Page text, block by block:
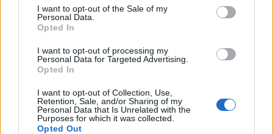
consent section.
I want to opt-out of the Sale of my
Personal Data.
Opted In
I want to opt-out of processing my
Personal Data for Targeted Advertising.
Opted In
I want to opt-out of Collection, Use,
Retention, Sale, and/or Sharing of my
Personal Data that Is Unrelated with the
Purposes for which it was collected.
Opted Out
Meld deg på vårt nyhetsbrev
Meld deg på
MEST LEST